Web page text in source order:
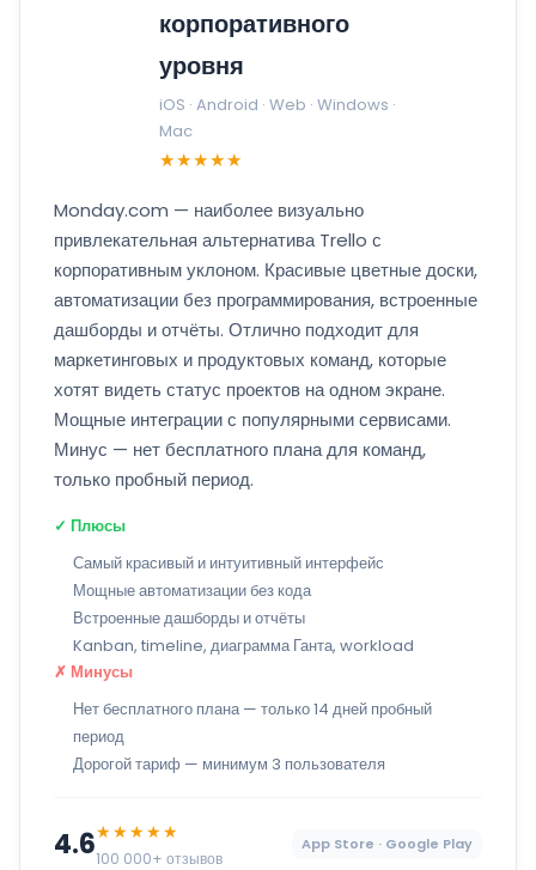
корпоративного
уровня
iOS · Android · Web · Windows ·
Mac
★★★★★
Monday.com — наиболее визуально
привлекательная альтернатива Trello с
корпоративным уклоном. Красивые цветные доски,
автоматизации без программирования, встроенные
дашборды и отчёты. Отлично подходит для
маркетинговых и продуктовых команд, которые
хотят видеть статус проектов на одном экране.
Мощные интеграции с популярными сервисами.
Минус — нет бесплатного плана для команд,
только пробный период.
✓ Плюсы
Самый красивый и интуитивный интерфейс
Мощные автоматизации без кода
Встроенные дашборды и отчёты
Kanban, timeline, диаграмма Ганта, workload
✗ Минусы
Нет бесплатного плана — только 14 дней пробный
период
Дорогой тариф — минимум 3 пользователя
4.6★★★★★
100 000+ отзывов
App Store · Google Play